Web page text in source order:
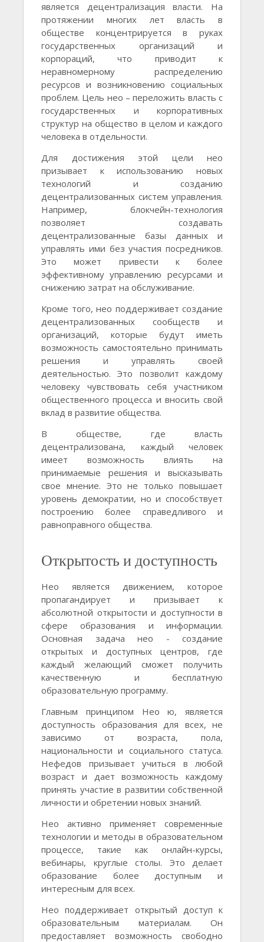
является децентрализация власти. На
протяжении многих лет власть в
обществе концентрируется в руках
государственных организаций и
корпораций, что приводит к
неравномерному распределению
ресурсов и возникновению социальных
проблем. Цель нео – переложить власть с
государственных и корпоративных
структур на общество в целом и каждого
человека в отдельности.
Для достижения этой цели нео
призывает к использованию новых
технологий и созданию
децентрализованных систем управления.
Например, блокчейн-технология
позволяет создавать
децентрализованные базы данных и
управлять ими без участия посредников.
Это может привести к более
эффективному управлению ресурсами и
снижению затрат на обслуживание.
Кроме того, нео поддерживает создание
децентрализованных сообществ и
организаций, которые будут иметь
возможность самостоятельно принимать
решения и управлять своей
деятельностью. Это позволит каждому
человеку чувствовать себя участником
общественного процесса и вносить свой
вклад в развитие общества.
В обществе, где власть
децентрализована, каждый человек
имеет возможность влиять на
принимаемые решения и высказывать
свое мнение. Это не только повышает
уровень демократии, но и способствует
построению более справедливого и
равноправного общества.
Открытость и доступность
Нео является движением, которое
пропагандирует и призывает к
абсолютной открытости и доступности в
сфере образования и информации.
Основная задача нео - создание
открытых и доступных центров, где
каждый желающий сможет получить
качественную и бесплатную
образовательную программу.
Главным принципом Нео ю, является
доступность образования для всех, не
зависимо от возраста, пола,
национальности и социального статуса.
Нефедов призывает учиться в любой
возраст и дает возможность каждому
принять участие в развитии собственной
личности и обретении новых знаний.
Нео активно применяет современные
технологии и методы в образовательном
процессе, такие как онлайн-курсы,
вебинары, круглые столы. Это делает
образование более доступным и
интересным для всех.
Нео поддерживает открытый доступ к
образовательным материалам. Он
предоставляет возможность свободно